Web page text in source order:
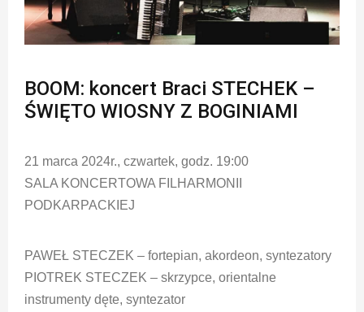
BOOM: koncert Braci STECHEK –
ŚWIĘTO WIOSNY Z BOGINIAMI
21 marca 2024r., czwartek, godz. 19:00
SALA KONCERTOWA FILHARMONII
PODKARPACKIEJ
PAWEŁ STECZEK – fortepian, akordeon, syntezatory
PIOTREK STECZEK – skrzypce, orientalne
instrumenty dęte, syntezator